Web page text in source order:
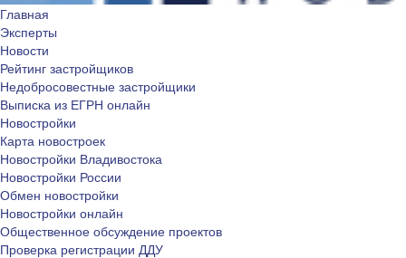
Главная
Эксперты
Новости
Рейтинг застройщиков
Недобросовестные застройщики
Выписка из ЕГРН онлайн
Новостройки
Карта новостроек
Новостройки Владивостока
Новостройки России
Обмен новостройки
Новостройки онлайн
Общественное обсуждение проектов
Проверка регистрации ДДУ